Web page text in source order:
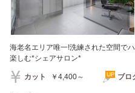
海老名エリア唯一!洗練された空間で
楽しむ*シェアサロン*
カット ￥4,400～ ブロ